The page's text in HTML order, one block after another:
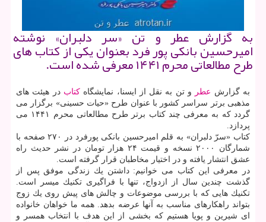
به گزارش عطر و تن «سر دلبران» نوشته
امیرحسین بانكی پور فرد بعنوان یكی از كتاب های
طرح مطالعاتی محرم ۱۴۴۱ معرفی شده است.
به گزارش عطر و تن به نقل از ایسنا، نمایشگاهكتاب در هیئت های
مذهبی برتر سراسر كشور با عنوان طرح «حیات حسینی» برگزار می
گردد كه به معرفی چند كتاب برتر طرح مطالعاتی محرم ۱۴۴۱ می
پردازد.
كتاب «سرّ دلبران» به قلم امیرحسین بانكی پورفرد در ۲۷۰ صفحه با
شمارگان ۲۰۰۰ نسخه و قیمت ۲۴ هزار تومان در نشر حدیث راه
عشق انتشار یافته و در اختیار مخاطبان قرار گرفته است.
در معرفی این كتاب می خوانیم: داشتن یك زندگی موفق پس از
گذشت چندین سال از ازدواج، تنها با فراگیری تكنیك میسر است.
تكنیك هایی كه با بررسی موضوعات و چالش های پیش روی یك زوج
بتواند راهكارهای مناسب به آنها عرضه بدهد. همه ما خواهان خانواده
ای شیرین و پویا هستیم كه بخشی از این هدف با انتخاب همسر و